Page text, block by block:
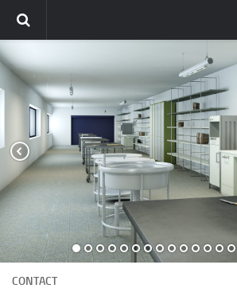
Link
Contact
CONTACT